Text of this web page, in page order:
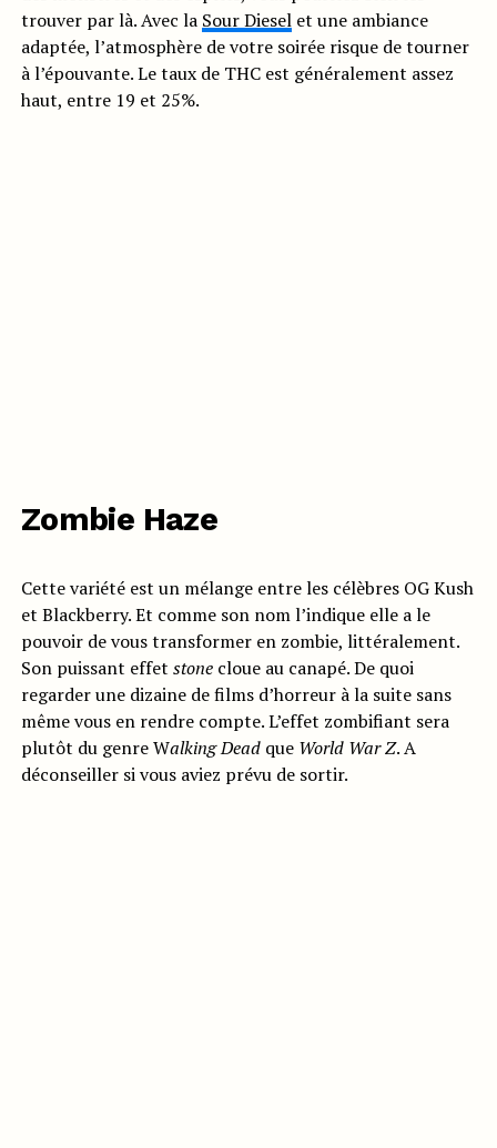
trouver par là. Avec la Sour Dieselet une ambiance
adaptée, l’atmosphère de votre soirée risque de tourner
à l’épouvante. Le taux de THC est généralement assez
haut, entre 19 et 25%.
Zombie Haze
Cette variété est un mélange entre les célèbres OG Kush
et Blackberry. Et comme son nom l’indique elle a le
pouvoir de vous transformer en zombie, littéralement.
Son puissant effet stonecloue au canapé. De quoi
regarder une dizaine de films d’horreur à la suite sans
même vous en rendre compte. L’effet zombifiant sera
plutôt du genre Walking Deadque World War Z. A
déconseiller si vous aviez prévu de sortir.